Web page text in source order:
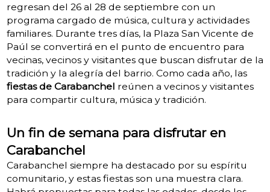
regresan del 26 al 28 de septiembre con un
programa cargado de música, cultura y actividades
familiares. Durante tres días, la Plaza San Vicente de
Paúl se convertirá en el punto de encuentro para
vecinas, vecinos y visitantes que buscan disfrutar de la
tradición y la alegría del barrio. Como cada año, las
fiestas de Carabanchel reúnen a vecinos y visitantes
para compartir cultura, música y tradición.
Un fin de semana para disfrutar en
Carabanchel
Carabanchel siempre ha destacado por su espíritu
comunitario, y estas fiestas son una muestra clara.